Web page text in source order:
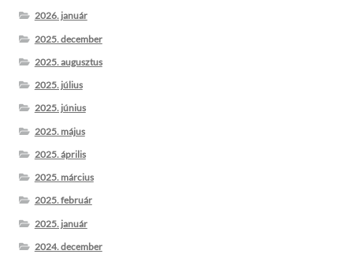
2026. január
2025. december
2025. augusztus
2025. július
2025. június
2025. május
2025. április
2025. március
2025. február
2025. január
2024. december